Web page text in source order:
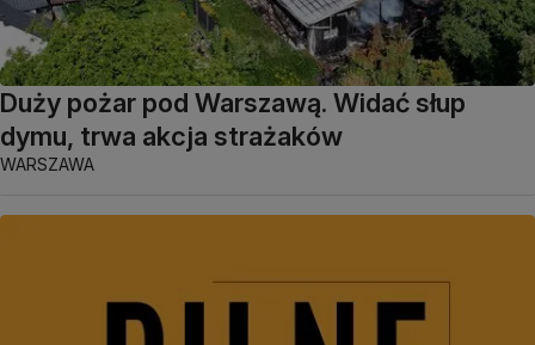
Duży pożar pod Warszawą. Widać słup
dymu, trwa akcja strażaków
WARSZAWA